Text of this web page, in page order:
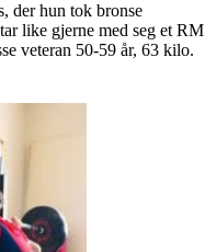
der hun tok bronse
like gjerne med seg et RM
veteran 50-59 år, 63 kilo.